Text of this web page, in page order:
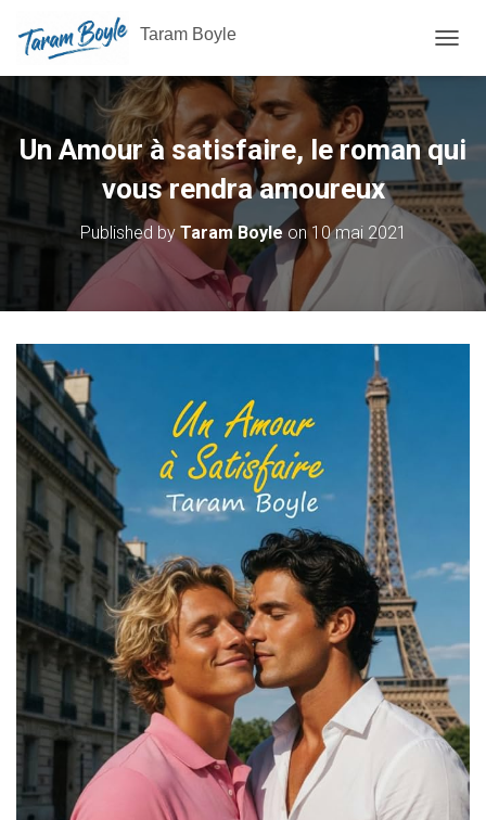
Taram Boyle
Un Amour à satisfaire, le roman qui
vous rendra amoureux
Published by Taram Boyleon10 mai 2021